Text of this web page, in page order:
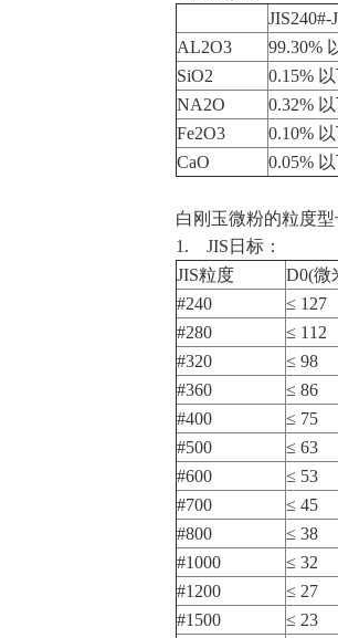
JIS240#-
AL2O3
99.30%
SiO2
0.15%
NA2O
0.32%
Fe2O3
0.10%
CaO
0.05%
白刚玉微粉的粒度
1. JIS日标：
JIS粒度
D0(微
#240
≤ 127
#280
≤ 112
#320
≤ 98
#360
≤ 86
#400
≤ 75
#500
≤ 63
#600
≤ 53
#700
≤ 45
#800
≤ 38
#1000
≤ 32
#1200
≤ 27
#1500
≤ 23